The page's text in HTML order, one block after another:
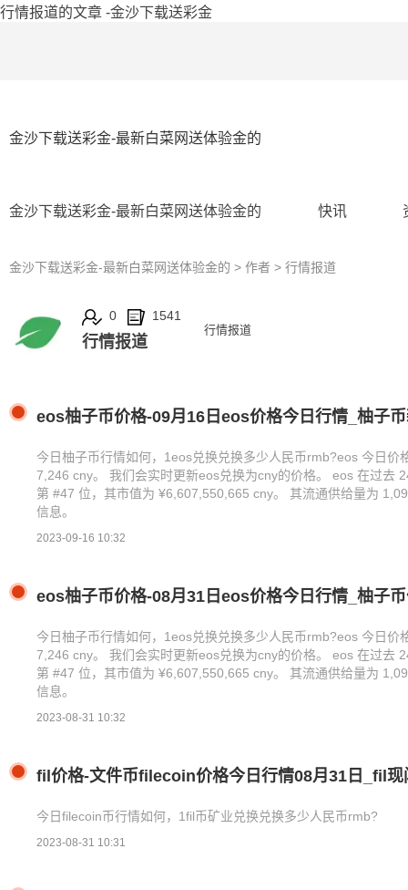
行情报道的文章 -金沙下载送彩金
金沙下载送彩金-最新白菜网送体验金的
金沙下载送彩金-最新白菜网送体验金的 快讯
金沙下载送彩金-最新白菜网送体验金的 > 作者 > 行情报道
0 1541
行情报道
行情报道
eos柚子币价格-09月16日eos价格今日行情_柚子
今日柚子币行情如何，1eos兑换兑换多少人民币rmb?eos 今日
7,246 cny。 我们会实时更新eos兑换为cny的价格。 eos 在过去
第 #47 位，其市值为 ¥6,607,550,665 cny。 其流通供给量为
信息。
2023-09-16 10:32
eos柚子币价格-08月31日eos价格今日行情_柚子
今日柚子币行情如何，1eos兑换兑换多少人民币rmb?eos 今日
7,246 cny。 我们会实时更新eos兑换为cny的价格。 eos 在过去
第 #47 位，其市值为 ¥6,607,550,665 cny。 其流通供给量为
信息。
2023-08-31 10:32
fil价格-文件币filecoin价格今日行情08月31日_fil现
今日filecoin币行情如何，1fil币矿业兑换兑换多少人民币rmb?
2023-08-31 10:31